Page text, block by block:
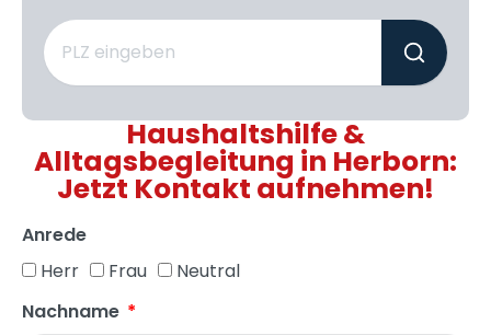
Haushaltshilfe &
Alltagsbegleitung in Herborn:
Jetzt Kontakt aufnehmen!
Anrede
Herr
Frau
Neutral
Nachname